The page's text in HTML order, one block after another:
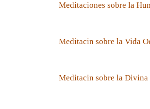
Meditaciones sobre la
Meditacin sobre la Vida
Meditacin sobre la